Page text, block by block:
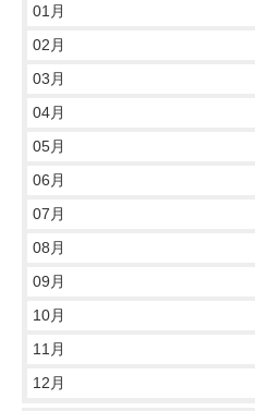
01月
02月
03月
04月
05月
06月
07月
08月
09月
10月
11月
12月